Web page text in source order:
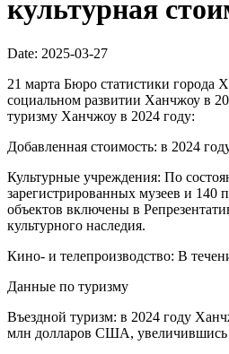
культурная
Date: 2025-03-27
21 марта Бюро статистики города
социальном развитии Ханчжоу в
туризму Ханчжоу в 2024 году:
Добавленная стоимость: в 2024
Культурные учреждения: По
зарегистрированных музеев и 140
объектов включены в
культурного наследия.
Кино- и телепроизводство: В
Данные по туризму
Въездной туризм: в 2024 году
млн долларов США, увеличившись